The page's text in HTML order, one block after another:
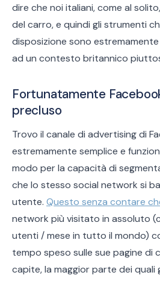
dire che noi italiani, come al
del carro, e quindi gli strumenti
disposizione sono
ad un contesto britannico
Fortunatamente
precluso
Trovo il canale di advertising di
estremamente semplice e
modo per la capacità di
che lo stesso social network si
utente. Questo senza contare
network più visitato in assoluto
utenti / mese in tutto il mondo)
tempo speso sulle sue pagine di
capite, la maggior parte dei quali